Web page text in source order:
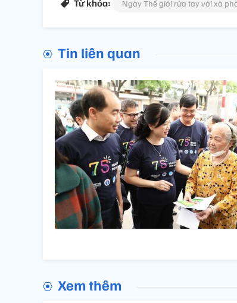
Từ khóa: Ngày Thế giới rửa tay với xà
Tin liên quan
Xem thêm